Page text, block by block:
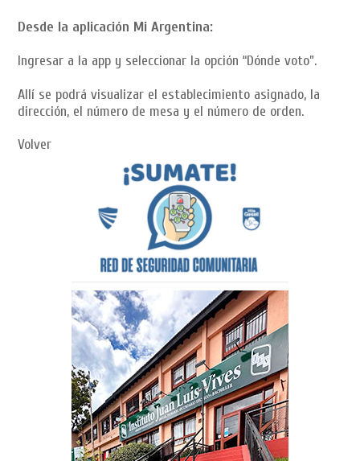
Desde la aplicación Mi Argentina:
Ingresar a la app y seleccionar la opción “Dónde voto”.
Allí se podrá visualizar el establecimiento asignado, la
dirección, el número de mesa y el número de orden.
Volver